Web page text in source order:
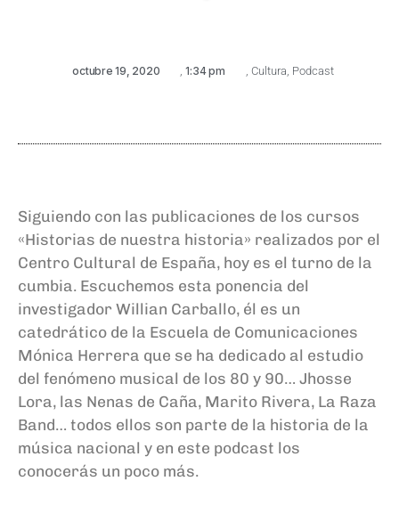
octubre 19, 2020 1:34 pm Cultura Podcast
Siguiendo con las publicaciones de los cursos
«Historias de nuestra historia» realizados por el
Centro Cultural de España, hoy es el turno de la
cumbia. Escuchemos esta ponencia del
investigador Willian Carballo, él es un
catedrático de la Escuela de Comunicaciones
Mónica Herrera que se ha dedicado al estudio
del fenómeno musical de los 80 y 90… Jhosse
Lora, las Nenas de Caña, Marito Rivera, La Raza
Band… todos ellos son parte de la historia de la
música nacional y en este podcast los
conocerás un poco más.